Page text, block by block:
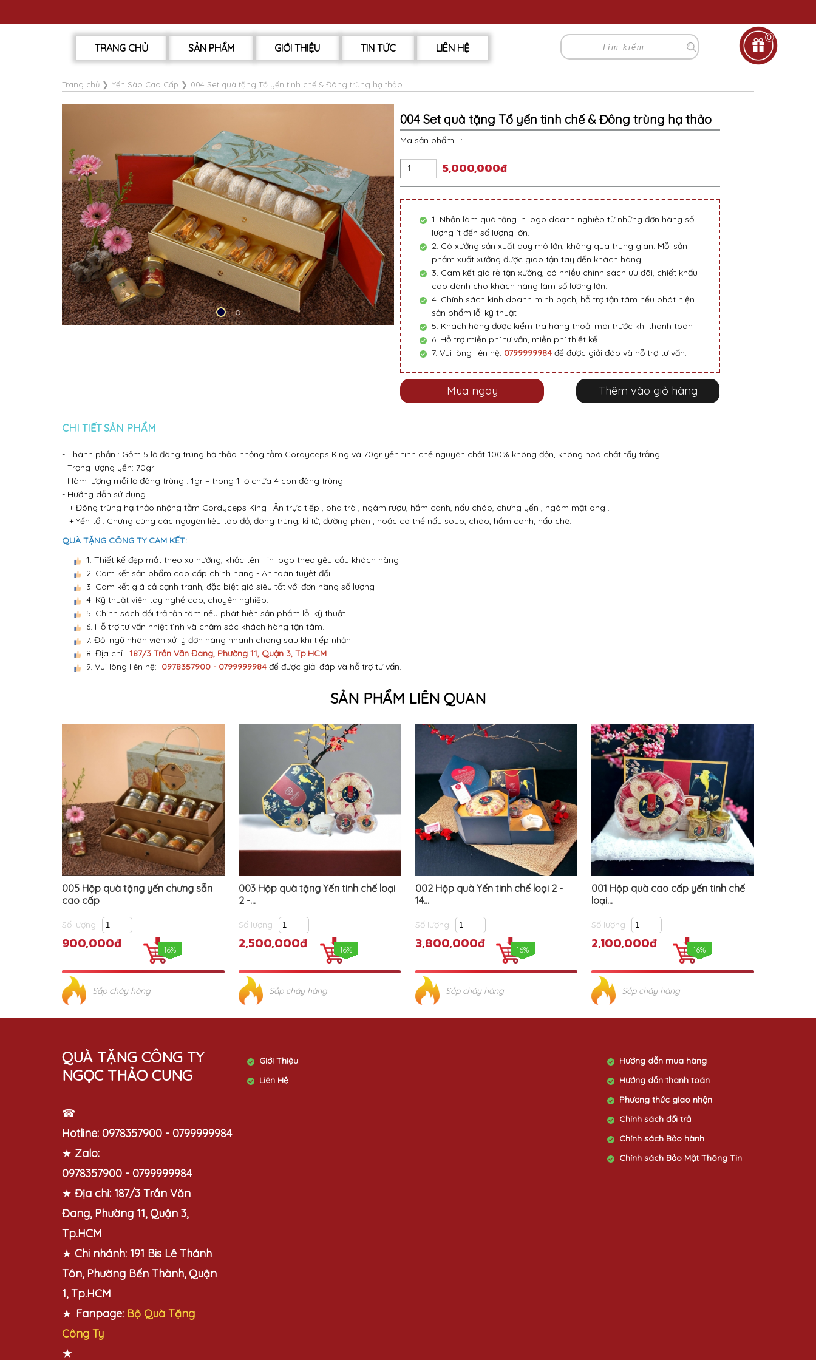
TRANG CHỦ SẢN PHẨM GIỚI THIỆU TIN TỨC LIÊN HỆ
0
Trang chủ ❯ Yến Sào Cao Cấp ❯ 004 Set quà tặng Tổ yến tinh chế & Đông trùng hạ thảo
004 Set quà tặng Tổ yến tinh chế & Đông trùng hạ thảo
Mã sản phẩm :
5,000,000đ
1. Nhận làm quà tặng in logo doanh nghiệp từ những đơn hàng số
lượng ít đến số lượng lớn.
2. Có xưởng sản xuất quy mô lớn, không qua trung gian. Mỗi sản
phẩm xuất xưởng được giao tận tay đến khách hàng.
3. Cam kết giá rẻ tận xưởng, có nhiều chính sách ưu đãi, chiết khấu
cao dành cho khách hàng làm số lượng lớn.
4. Chính sách kinh doanh minh bạch, hỗ trợ tận tâm nếu phát hiện
sản phẩm lỗi kỹ thuật
5. Khách hàng được kiểm tra hàng thoải mái trước khi thanh toán
6. Hỗ trợ miễn phí tư vấn, miễn phí thiết kế.
7. Vui lòng liên hệ: 0799999984để được giải đáp và hỗ trợ tư vấn.
Thêm vào giỏ hàng
Mua ngay
CHI TIẾT SẢN PHẨM
- Thành phần : Gồm 5 lọ đông trùng hạ thảo nhộng tằm Cordyceps King và 70gr yến tinh chế nguyên chất 100% không độn, không hoá chất tẩy trắng.
- Trọng lượng yến: 70gr
- Hàm lượng mỗi lọ đông trùng : 1gr – trong 1 lọ chứa 4 con đông trùng
- Hướng dẫn sử dụng :
+ Đông trùng hạ thảo nhộng tằm Cordyceps King : Ăn trực tiếp , pha trà , ngâm rượu, hầm canh, nấu cháo, chưng yến , ngâm mật ong .
+ Yến tổ : Chưng cùng các nguyên liệu táo đỏ, đông trùng, kỉ tử, đường phèn , hoặc có thể nấu soup, cháo, hầm canh, nấu chè.
QUÀ TẶNG CÔNG TY CAM KẾT:
1. Thiết kế đẹp mắt theo xu hướng, khắc tên - in logo theo yêu cầu khách hàng
2. Cam kết sản phẩm cao cấp chính hãng - An toàn tuyệt đối
3. Cam kết giá cả cạnh tranh, đặc biệt giá siêu tốt với đơn hàng số lượng
4. Kỹ thuật viên tay nghề cao, chuyên nghiệp.
5. Chính sách đổi trả tận tâm nếu phát hiện sản phẩm lỗi kỹ thuật
6. Hỗ trợ tư vấn nhiệt tình và chăm sóc khách hàng tận tâm.
7. Đội ngũ nhân viên xử lý đơn hàng nhanh chóng sau khi tiếp nhận
8. Địa chỉ : 187/3 Trần Văn Đang, Phường 11, Quận 3, Tp.HCM
9. Vui lòng liên hệ: 0978357900 - 0799999984 để được giải đáp và hỗ trợ tư vấn.
SẢN PHẨM LIÊN QUAN
005 Hộp quà tặng yến chưng sẵn
cao cấp
Số lượng
900,000đ 16%
Sắp cháy hàng
003 Hộp quà tặng Yến tinh chế loại
2 -...
Số lượng
2,500,000đ 16%
Sắp cháy hàng
002 Hộp quà Yến tinh chế loại 2 -
14...
Số lượng
3,800,000đ 16%
Sắp cháy hàng
001 Hộp quà cao cấp yến tinh chế
loại...
Số lượng
2,100,000đ 16%
Sắp cháy hàng
QUÀ TẶNG CÔNG TY
NGỌC THẢO CUNG
☎
Hotline: 0978357900 - 0799999984
★ Zalo:
0978357900 - 0799999984
★ Địa chỉ: 187/3 Trần Văn
Đang, Phường 11, Quận 3,
Tp.HCM
★ Chi nhánh: 191 Bis Lê Thánh
Tôn, Phường Bến Thành, Quận
1, Tp.HCM
★ Fanpage: Bộ Quà Tặng
Công Ty
★
Giới Thiệu
Liên Hệ
Hướng dẫn mua hàng
Hướng dẫn thanh toán
Phương thức giao nhận
Chính sách đổi trả
Chính sách Bảo hành
Chính sách Bảo Mật Thông Tin